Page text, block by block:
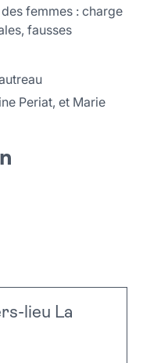
femmes : charge
fausses
Periat, et Marie
lieu La